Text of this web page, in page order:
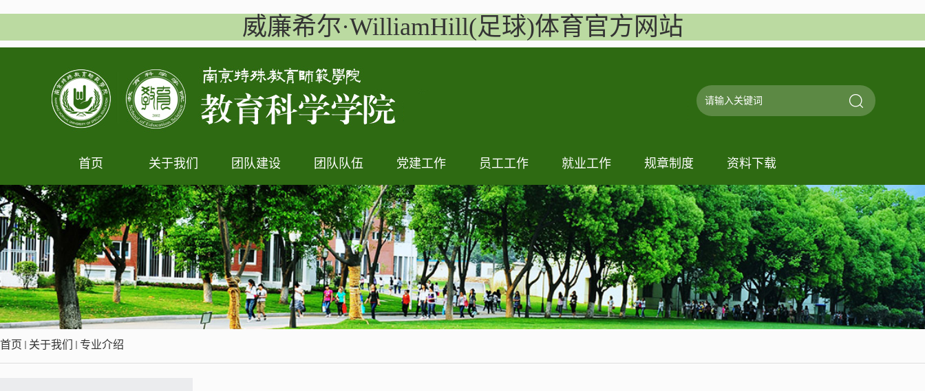
威廉希尔·WilliamHill(足球)体育官方网站
首页 关于我们 团队建设 团队队伍 党建工作 员工工作 就业工作 规章制度 资料下载
首页 关于我们 专业介绍